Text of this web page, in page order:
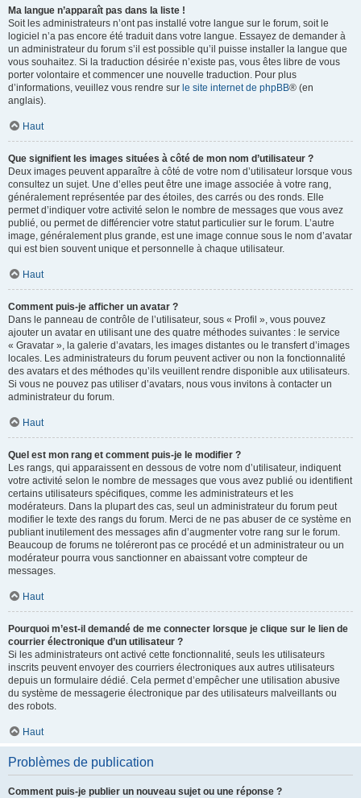
Ma langue n’apparaît pas dans la liste !
Soit les administrateurs n’ont pas installé votre langue sur le forum, soit le
logiciel n’a pas encore été traduit dans votre langue. Essayez de demander à
un administrateur du forum s’il est possible qu’il puisse installer la langue que
vous souhaitez. Si la traduction désirée n’existe pas, vous êtes libre de vous
porter volontaire et commencer une nouvelle traduction. Pour plus
d’informations, veuillez vous rendre sur le site internet de phpBB® (en
anglais).
Haut
Que signifient les images situées à côté de mon nom d’utilisateur ?
Deux images peuvent apparaître à côté de votre nom d’utilisateur lorsque vous
consultez un sujet. Une d’elles peut être une image associée à votre rang,
généralement représentée par des étoiles, des carrés ou des ronds. Elle
permet d’indiquer votre activité selon le nombre de messages que vous avez
publié, ou permet de différencier votre statut particulier sur le forum. L’autre
image, généralement plus grande, est une image connue sous le nom d’avatar
qui est bien souvent unique et personnelle à chaque utilisateur.
Haut
Comment puis-je afficher un avatar ?
Dans le panneau de contrôle de l’utilisateur, sous « Profil », vous pouvez
ajouter un avatar en utilisant une des quatre méthodes suivantes : le service
« Gravatar », la galerie d’avatars, les images distantes ou le transfert d’images
locales. Les administrateurs du forum peuvent activer ou non la fonctionnalité
des avatars et des méthodes qu’ils veuillent rendre disponible aux utilisateurs.
Si vous ne pouvez pas utiliser d’avatars, nous vous invitons à contacter un
administrateur du forum.
Haut
Quel est mon rang et comment puis-je le modifier ?
Les rangs, qui apparaissent en dessous de votre nom d’utilisateur, indiquent
votre activité selon le nombre de messages que vous avez publié ou identifient
certains utilisateurs spécifiques, comme les administrateurs et les
modérateurs. Dans la plupart des cas, seul un administrateur du forum peut
modifier le texte des rangs du forum. Merci de ne pas abuser de ce système en
publiant inutilement des messages afin d’augmenter votre rang sur le forum.
Beaucoup de forums ne toléreront pas ce procédé et un administrateur ou un
modérateur pourra vous sanctionner en abaissant votre compteur de
messages.
Haut
Pourquoi m’est-il demandé de me connecter lorsque je clique sur le lien de
courrier électronique d’un utilisateur ?
Si les administrateurs ont activé cette fonctionnalité, seuls les utilisateurs
inscrits peuvent envoyer des courriers électroniques aux autres utilisateurs
depuis un formulaire dédié. Cela permet d’empêcher une utilisation abusive
du système de messagerie électronique par des utilisateurs malveillants ou
des robots.
Haut
Problèmes de publication
Comment puis-je publier un nouveau sujet ou une réponse ?